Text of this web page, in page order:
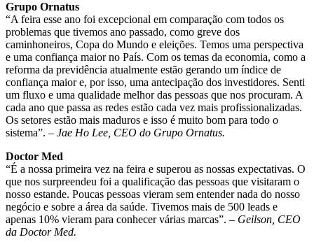
Grupo Ornatus
“A feira esse ano foi excepcional em comparação com todos os
problemas que tivemos ano passado, como greve dos
caminhoneiros, Copa do Mundo e eleições. Temos uma perspectiva
e uma confiança maior no País. Com os temas da economia, como a
reforma da previdência atualmente estão gerando um índice de
confiança maior e, por isso, uma antecipação dos investidores. Senti
um fluxo e uma qualidade melhor das pessoas que nos procuram. A
cada ano que passa as redes estão cada vez mais profissionalizadas.
Os setores estão mais maduros e isso é muito bom para todo o
sistema”. – Jae Ho Lee, CEO do Grupo Ornatus.
Doctor Med
“É a nossa primeira vez na feira e superou as nossas expectativas. O
que nos surpreendeu foi a qualificação das pessoas que visitaram o
nosso estande. Poucas pessoas vieram sem entender nada do nosso
negócio e sobre a área da saúde. Tivemos mais de 500 leads e
apenas 10% vieram para conhecer várias marcas”. – Geilson, CEO
da Doctor Med.